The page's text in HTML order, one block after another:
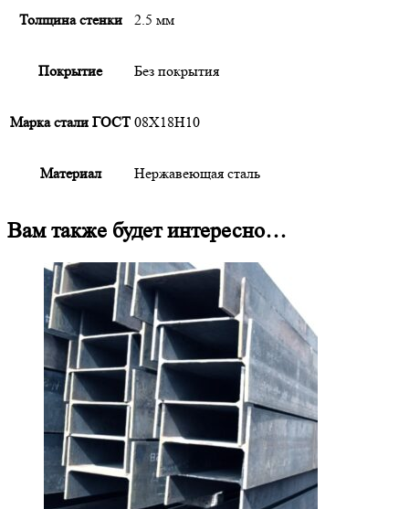
Толщина стенки 2.5 мм
Покрытие Без покрытия
Марка стали ГОСТ 08Х18Н10
Материал Нержавеющая сталь
Вам также будет интересно…